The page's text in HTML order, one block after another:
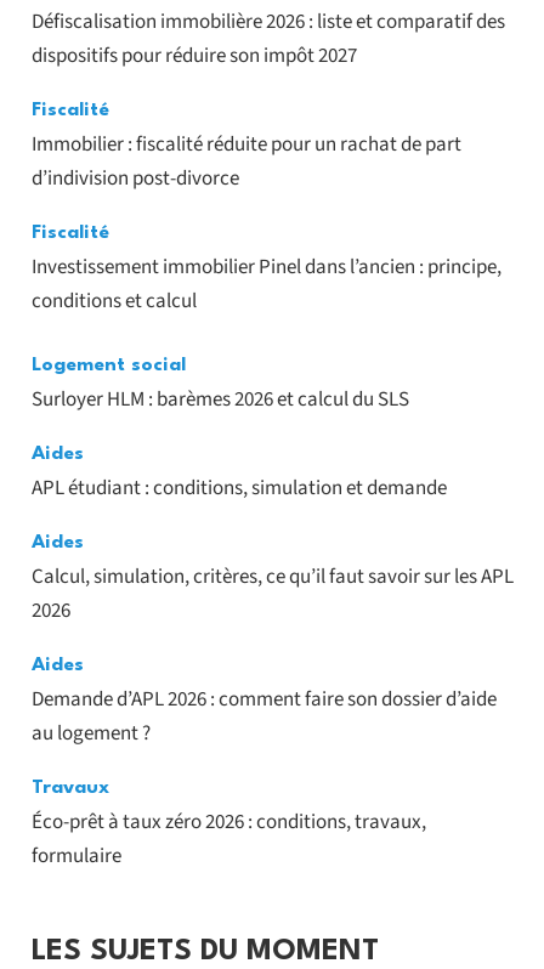
Défiscalisation immobilière 2026 : liste et comparatif des
dispositifs pour réduire son impôt 2027
Fiscalité
Immobilier : fiscalité réduite pour un rachat de part
d’indivision post-divorce
Fiscalité
Investissement immobilier Pinel dans l’ancien : principe,
conditions et calcul
Logement social
Surloyer HLM : barèmes 2026 et calcul du SLS
Aides
APL étudiant : conditions, simulation et demande
Aides
Calcul, simulation, critères, ce qu’il faut savoir sur les APL
2026
Aides
Demande d’APL 2026 : comment faire son dossier d’aide
au logement ?
Travaux
Éco-prêt à taux zéro 2026 : conditions, travaux,
formulaire
LES SUJETS DU MOMENT